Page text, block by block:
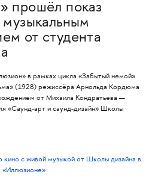
прошёл показ
от студента
в рамках цикла «Забытый немой»
(1928) режиссёра Арнольда Кордюма
от Михаила Кондратьева —
«Саунд-арт и саунд-дизайн» Школы